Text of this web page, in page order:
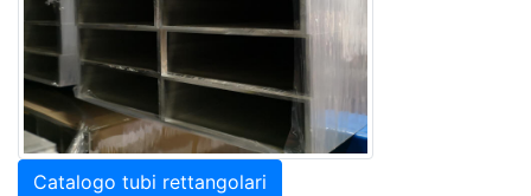
Catalogo tubi rettangolari